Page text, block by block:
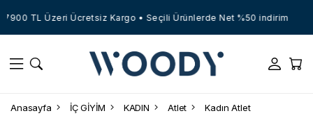
TL Üzeri Ücretsiz Kargo • Seçili Ürünlerde Net %50 indirim
Anasayfa İÇ GİYİM KADIN Atlet Kadın Atlet